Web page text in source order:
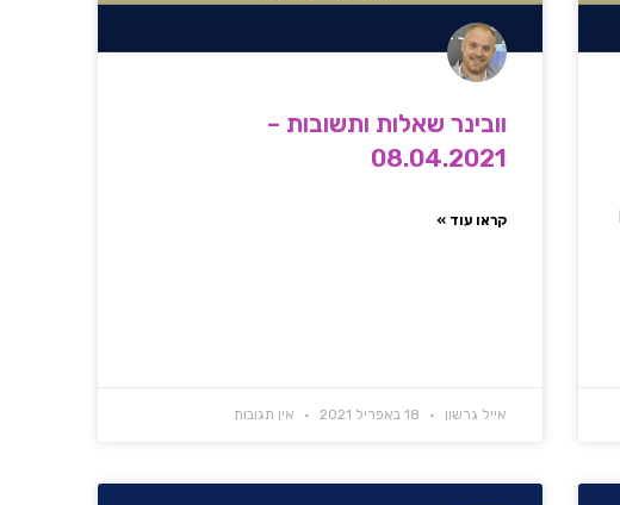
וובינר שאלות ותשובות –
08.04.2021
קראו עוד »
אייל גרשון אין תגובות